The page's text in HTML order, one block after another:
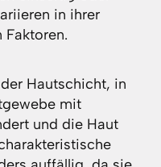
in ihrer
Hautschicht, in
mit
und die Haut